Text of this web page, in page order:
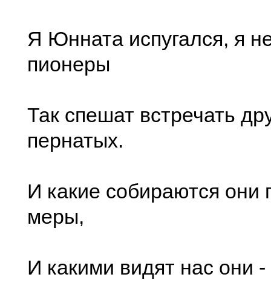
Я Юнната испугался, я
пионеры
Так спешат встречать
пернатых.
И какие собираются они
меры,
И какими видят нас они